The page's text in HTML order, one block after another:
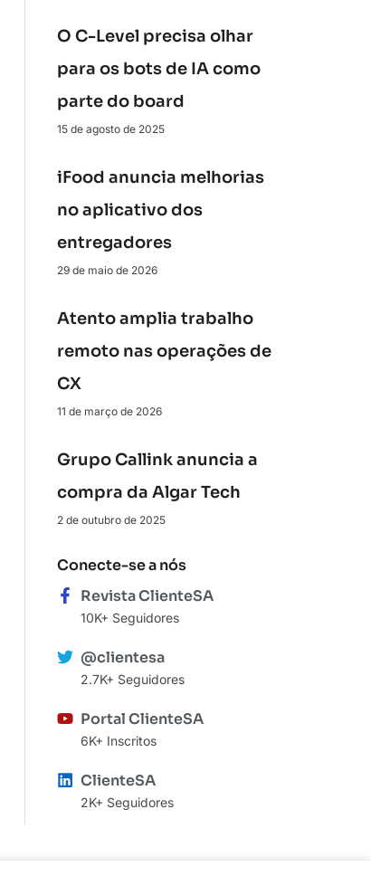
O C-Level precisa olhar
para os bots de IA como
parte do board
15 de agosto de 2025
iFood anuncia melhorias
no aplicativo dos
entregadores
29 de maio de 2026
Atento amplia trabalho
remoto nas operações de
CX
11 de março de 2026
Grupo Callink anuncia a
compra da Algar Tech
2 de outubro de 2025
Conecte-se a nós
Revista ClienteSA
10K+ Seguidores
@clientesa
2.7K+ Seguidores
Portal ClienteSA
6K+ Inscritos
ClienteSA
2K+ Seguidores